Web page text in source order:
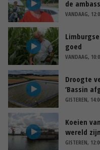
de
VANDAAG,
goed
VANDAAG,
Droogte
‘Bassin
GISTEREN,
Koeien
wereld
GISTEREN,